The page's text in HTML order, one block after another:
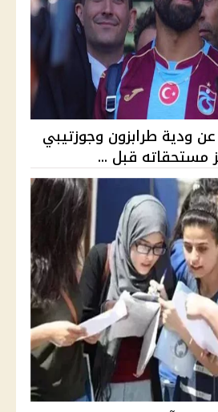
ودية طرابزون وجوزتيبي
مستحقاته قبل ...